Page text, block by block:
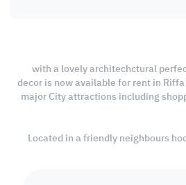
with a lovely architechctural
decor is now available for rent in
major City attractions including
Located in a friendly neighbours